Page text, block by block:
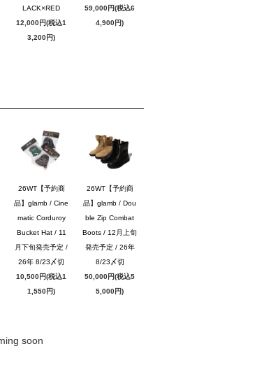
LACK×RED
12,000円(税込1
3,200円)
59,000円(税込6
4,900円)
26WT【予約商
品】glamb / Cine
matic Corduroy
Bucket Hat / 11
月下旬発売予定 /
26年 8/23〆切
10,500円(税込1
1,550円)
26WT【予約商
品】glamb / Dou
ble Zip Combat
Boots / 12月上旬
発売予定 / 26年
8/23〆切
50,000円(税込5
5,000円)